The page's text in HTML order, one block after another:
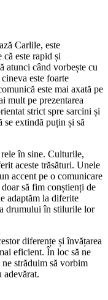
Carlile, este
este rapid și
atunci când vorbește cu
este foarte
este mai axată pe
mult pe prezentarea
strict spre sarcini și
se extindă puțin și să
în sine. Culturile,
aceste trăsături. Unele
accent pe o comunicare
să fim conștienți de
adaptăm la diferite
drumului în stilurile lor
diferențe și învățarea
eficient. În loc să ne
străduim să vorbim
adevărat.